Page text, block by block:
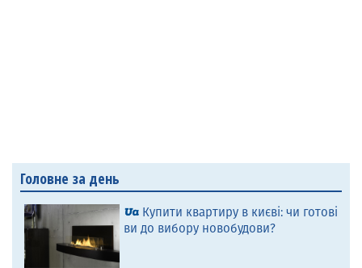
Головне за день
Купити квартиру в києві: чи готові
ви до вибору новобудови?